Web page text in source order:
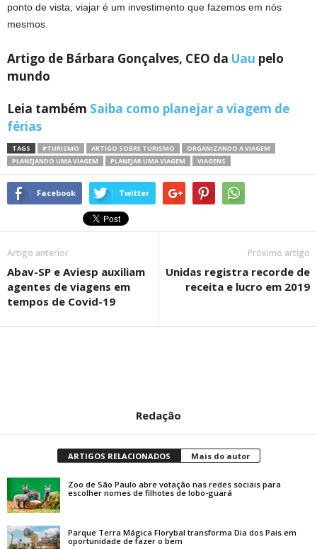
ponto de vista, viajar é um investimento que fazemos em nós
mesmos.
Artigo de Bárbara Gonçalves, CEO da Uau pelo
mundo
Leia também Saiba como planejar a viagem de
férias
TAGS #TURISMO ARTIGO SOBRE TURISMO
ORGANIZANDO A VIAGEM
PLANEJANDO UMA VIAGEM
PLANEJAR UMA VIAGEM VIAGENS
Facebook Twitter
Artigo anterior
Abav-SP e Aviesp auxiliam
agentes de viagens em
tempos de Covid-19
Próximo artigo
Unidas registra recorde de
receita e lucro em 2019
Redação
ARTIGOS RELACIONADOS Mais do autor
Zoo de São Paulo abre votação nas redes sociais para
escolher nomes de filhotes de lobo-guará
Parque Terra Mágica Florybal transforma Dia dos Pais em
oportunidade de fazer o bem